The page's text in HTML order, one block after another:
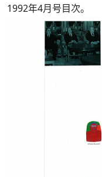
1992年4月号目次。